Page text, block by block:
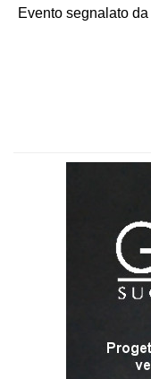
Evento segnalato da